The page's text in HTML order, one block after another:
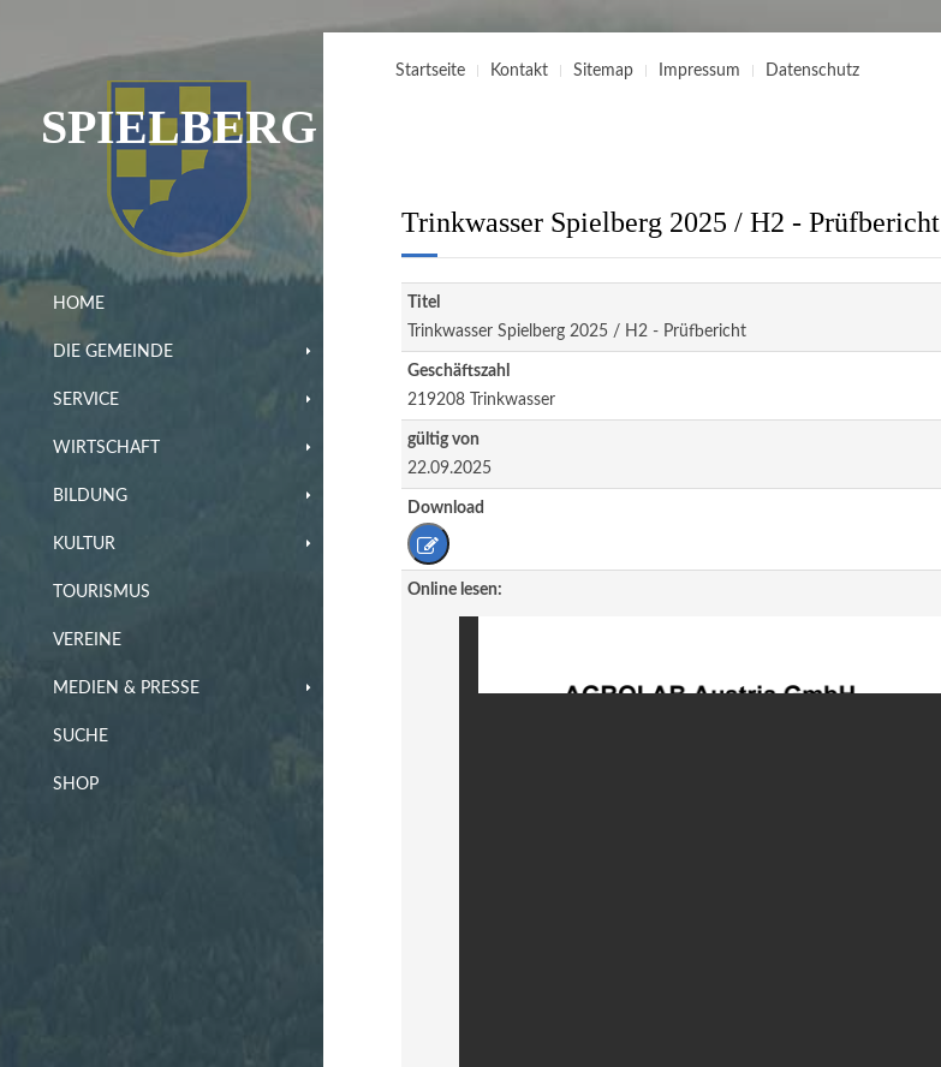
SPIELBERG
HOME
DIE GEMEINDE
SERVICE
WIRTSCHAFT
BILDUNG
KULTUR
TOURISMUS
VEREINE
MEDIEN & PRESSE
SUCHE
SHOP
Startseite Kontakt Sitemap Impressum Datenschutz
Trinkwasser Spielberg 2025 / H2 - Prüfbericht
Titel
Trinkwasser Spielberg 2025 / H2 - Prüfbericht
Geschäftszahl
219208 Trinkwasser
gültig von
22.09.2025
Download
Online lesen: